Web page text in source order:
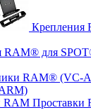
Крепления
Проставки